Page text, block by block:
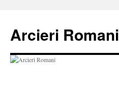
contenuto
Arcieri Romani